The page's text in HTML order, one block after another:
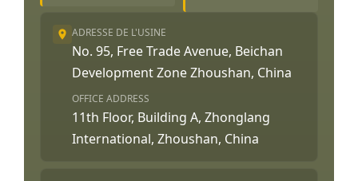
ADRESSE DE L'USINE
No. 95, Free Trade Avenue, Beichan
Development Zone Zhoushan, China
OFFICE ADDRESS
11th Floor, Building A, Zhonglang
International, Zhoushan, China